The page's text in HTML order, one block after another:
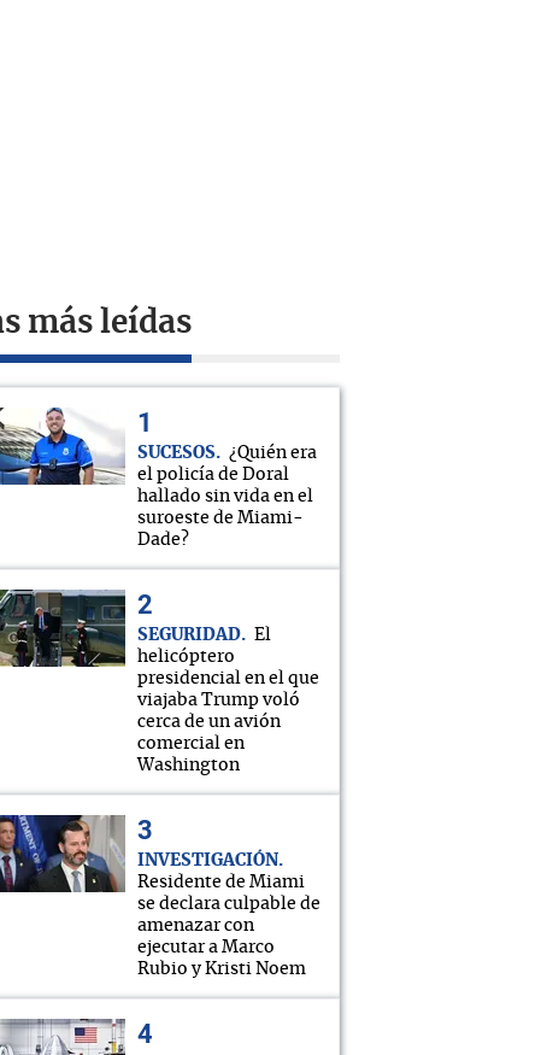
más leídas
SUCESOS
¿Quién era
el policía de Doral
hallado sin vida en el
suroeste de Miami-
Dade?
SEGURIDAD
El
helicóptero
presidencial en el que
viajaba Trump voló
cerca de un avión
comercial en
Washington
INVESTIGACIÓN
Residente de Miami
se declara culpable de
amenazar con
ejecutar a Marco
Rubio y Kristi Noem